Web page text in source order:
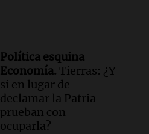
Política esquina
Economía. Tierras: ¿Y
si en lugar de
declamar la Patria
prueban con
ocuparla?